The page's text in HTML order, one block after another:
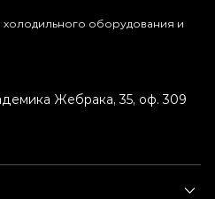
оборудования и
Жебрака, 35, оф. 309